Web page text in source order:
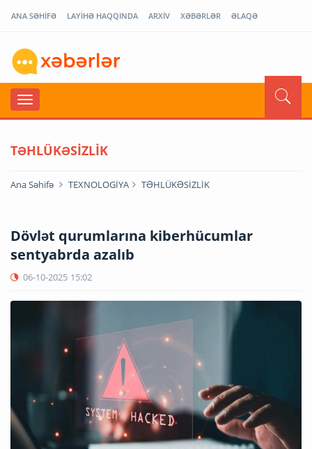
ANA SƏHİFƏ LAYİHƏ HAQQINDA ARXİV XƏBƏRLƏR ƏLAQƏ
TƏHLÜKƏSİZLİK
Ana Səhifə TEXNOLOGİYA TƏHLÜKƏSİZLİK
Dövlət qurumlarına kiberhücumlar
sentyabrda azalıb
06-10-2025 15:02